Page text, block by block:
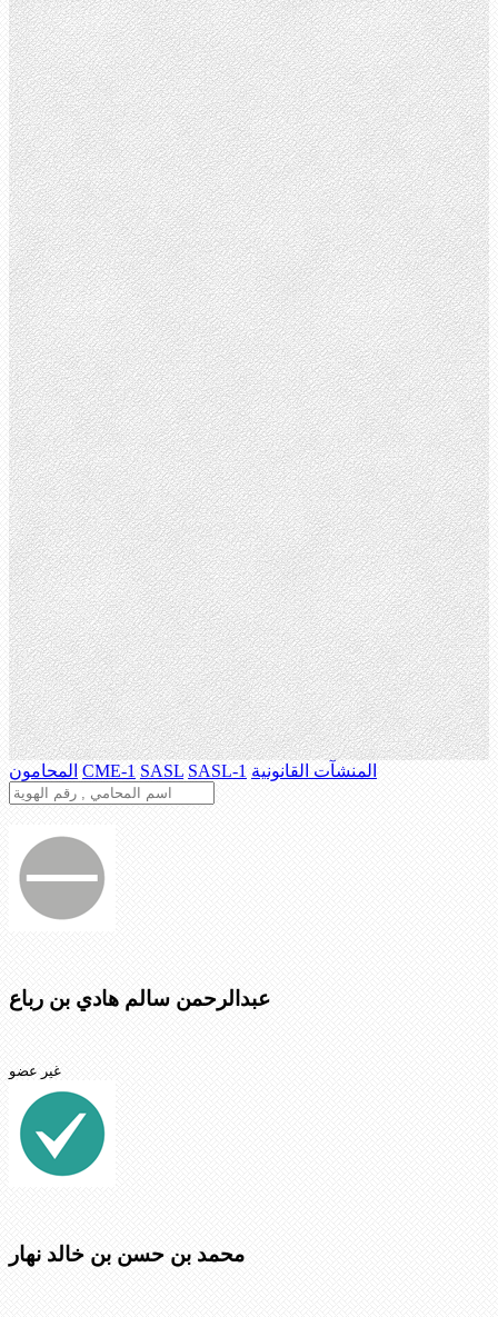
المحامون CME-1 SASL SASL-1 المنشآت القانونية
عبدالرحمن سالم هادي بن رباع
غير عضو
محمد بن حسن بن خالد نهار